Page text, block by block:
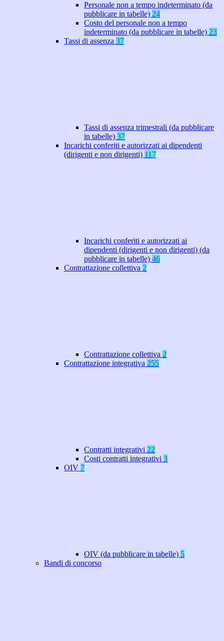
Personale non a tempo indeterminato (da
pubblicare in tabelle) 24
Costo del personale non a tempo
indeterminato (da pubblicare in tabelle) 23
Tassi di assenza 37
Tassi di assenza trimestrali (da pubblicare
in tabelle) 37
Incarichi conferiti e autorizzati ai dipendenti
(dirigenti e non dirigenti) 117
Incarichi conferiti e autorizzati ai
dipendenti (dirigenti e non dirigenti) (da
pubblicare in tabelle) 46
Contrattazione collettiva 2
Contrattazione collettiva 2
Contrattazione integrativa 255
Contratti integrativi 22
Costi contratti integrativi 3
OIV 7
OIV (da pubblicare in tabelle) 5
Bandi di concorso